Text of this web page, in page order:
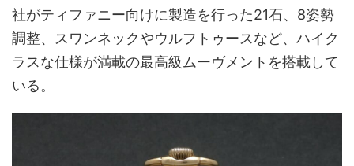
社がティファニー向けに製造を行った21石、8姿勢
調整、スワンネックやウルフトゥースなど、ハイク
ラスな仕様が満載の最高級ムーヴメントを搭載して
いる。